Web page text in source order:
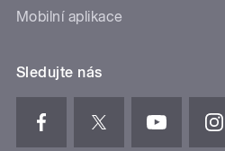
Mobilní aplikace
Sledujte nás